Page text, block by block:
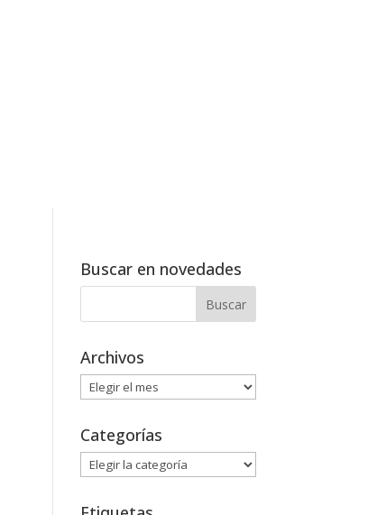
Buscar en novedades
Archivos
Archivos
Categorías
Categorías